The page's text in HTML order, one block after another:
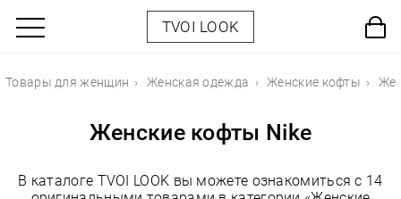
TVOI LOOK
Товары для женщин Женская одежда Женские кофты
Женские кофты Nike
В каталоге TVOI LOOK вы можете ознакомиться с 14